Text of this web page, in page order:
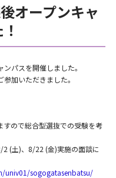
オープンキャ
パスを開催しました。
加いただきました。
ので総合型選抜での受験を考
(土)、8/22 (金)実施の面談に
univ01/sogogatasenbatsu/